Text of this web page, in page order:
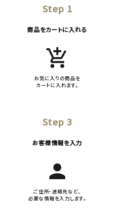
Step 1
商品をカートに入れる
add_shopping_cart
お気に入りの商品を
カートに入れます。
Step 3
お客様情報を入力
person
ご住所・連絡先など、
必要な情報を入力します。